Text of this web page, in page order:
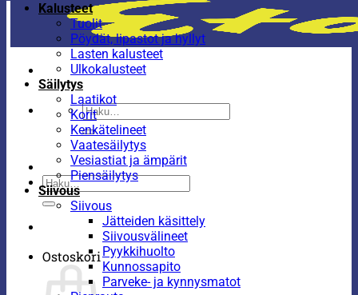
Etsi:
Etsi:
Ostoskori
Kalusteet
Tuolit
Pöydät, lipastot ja hyllyt
Lasten kalusteet
Ulkokalusteet
Säilytys
Laatikot
Korit
Kenkätelineet
Vaatesäilytys
Vesiastiat ja ämpärit
Piensäilytys
Siivous
Siivous
Jätteiden käsittely
Siivousvälineet
Pyykkihuolto
Kunnossapito
Parveke- ja kynnysmatot